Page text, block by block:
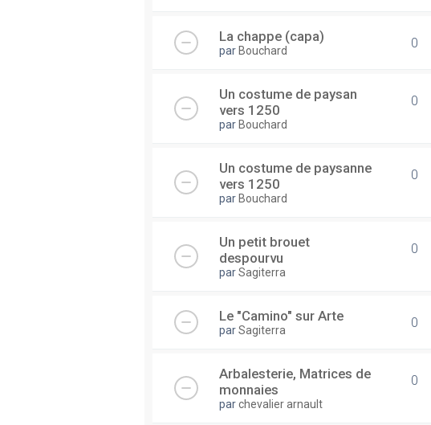
La chappe (capa)
par Bouchard 0
Un costume de paysan
vers 1250
par Bouchard
0
Un costume de paysanne
vers 1250
par Bouchard
0
Un petit brouet
despourvu
parSagiterra
0
Le "Camino" sur Arte
parSagiterra 0
Arbalesterie, Matrices de
monnaies
parchevalier arnault
0